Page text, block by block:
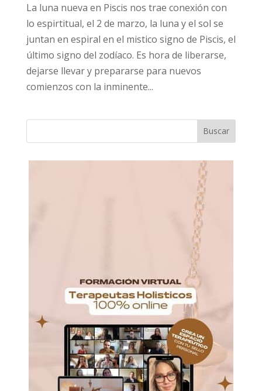
La luna nueva en Piscis nos trae conexión con
lo espirtitual, el 2 de marzo, la luna y el sol se
juntan en espiral en el mistico signo de Piscis, el
último signo del zodíaco. Es hora de liberarse,
dejarse llevar y prepararse para nuevos
comienzos con la inminente...